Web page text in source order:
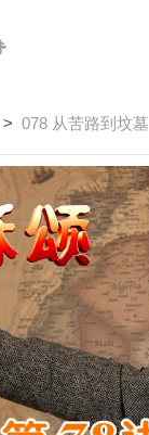
> 078 从苦路到坟墓